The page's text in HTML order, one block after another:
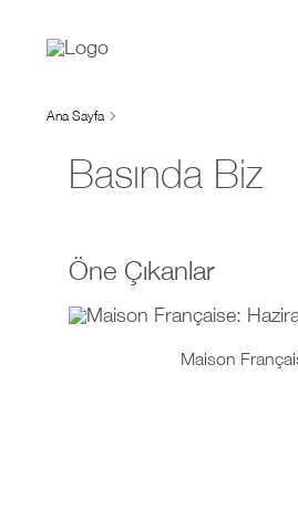
Ana Sayfa
Basında Biz
Öne Çıkanlar
Maison